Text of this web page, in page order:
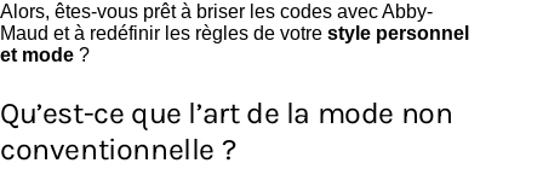
Alors, êtes-vous prêt à briser les codes avec Abby-
Maud et à redéfinir les règles de votre style personnel
et mode ?
Qu’est-ce que l’art de la mode non
conventionnelle ?